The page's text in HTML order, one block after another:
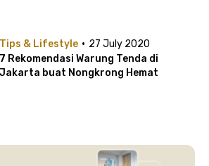
Tips & Lifestyle · 27 July 2020
7 Rekomendasi Warung Tenda di
Jakarta buat Nongkrong Hemat